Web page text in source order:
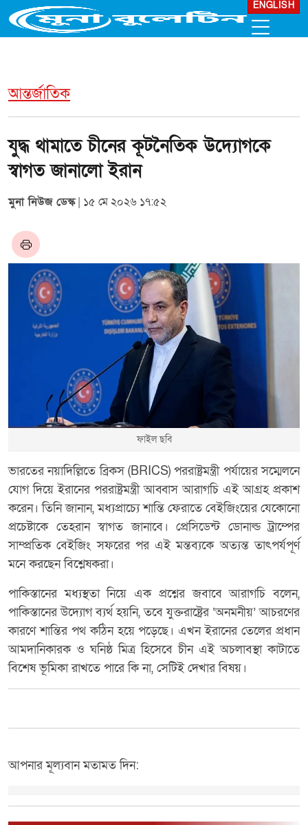
ENGLISH
আন্তর্জাতিক
যুদ্ধ থামাতে চীনের কূটনৈতিক উদ্যোগকে
স্বাগত জানালো ইরান
মুনা নিউজ ডেস্ক| ১৫ মে ২০২৬ ১৭:৫২
ফাইল ছবি
ভারতের নয়াদিল্লিতে ব্রিকস (BRICS) পররাষ্ট্রমন্ত্রী পর্যায়ের সম্মেলনে
যোগ দিয়ে ইরানের পররাষ্ট্রমন্ত্রী আব্বাস আরাগচি এই আগ্রহ প্রকাশ
করেন। তিনি জানান, মধ্যপ্রাচ্যে শান্তি ফেরাতে বেইজিংয়ের যেকোনো
প্রচেষ্টাকে তেহরান স্বাগত জানাবে। প্রেসিডেন্ট ডোনাল্ড ট্রাম্পের
সাম্প্রতিক বেইজিং সফরের পর এই মন্তব্যকে অত্যন্ত তাৎপর্যপূর্ণ
মনে করছেন বিশ্লেষকরা।
পাকিস্তানের মধ্যস্থতা নিয়ে এক প্রশ্নের জবাবে আরাগচি বলেন,
পাকিস্তানের উদ্যোগ ব্যর্থ হয়নি, তবে যুক্তরাষ্ট্রের ‘অনমনীয়’ আচরণের
কারণে শান্তির পথ কঠিন হয়ে পড়েছে। এখন ইরানের তেলের প্রধান
আমদানিকারক ও ঘনিষ্ঠ মিত্র হিসেবে চীন এই অচলাবস্থা কাটাতে
বিশেষ ভূমিকা রাখতে পারে কি না, সেটিই দেখার বিষয়।
আপনার মূল্যবান মতামত দিন: